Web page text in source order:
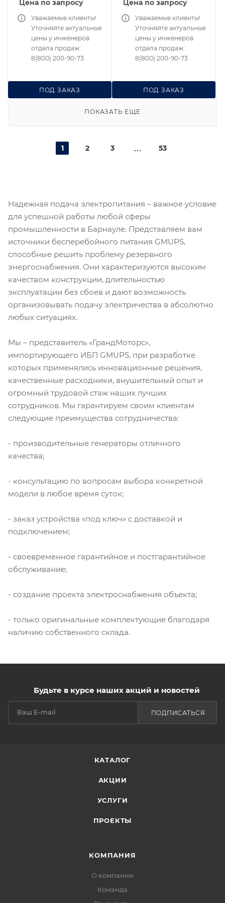
Цена по запросу
ПОД ЗАКАЗ
Уважаемые клиенты!
Уточняйте актуальные
цены у инженеров
отдела продаж:
8(800) 200-90-73
Цена по запросу
ПОД ЗАКАЗ
Уважаемые клиенты!
Уточняйте актуальные
цены у инженеров
отдела продаж:
8(800) 200-90-73
ПОКАЗАТЬ ЕЩЕ
1 2 3 53
Надежная подача электропитания – важное условие
для успешной работы любой сферы
промышленности в Барнауле. Представляем вам
источники бесперебойного питания GMUPS,
способные решить проблему резервного
энергоснабжения. Они характеризуются высоким
качеством конструкции, длительностью
эксплуатации без сбоев и дают возможность
организовывать подачу электричества в абсолютно
любых ситуациях.
Мы – представитель «ГрандМоторс»,
импортирующего ИБП GMUPS, при разработке
которых применялись инновационные решения,
качественные расходники, внушительный опыт и
огромный трудовой стаж наших лучших
сотрудников. Мы гарантируем своим клиентам
следующие преимущества сотрудничества:
- производительные генераторы отличного
качества;
- консультацию по вопросам выбора конкретной
модели в любое время суток;
- заказ устройства «под ключ» с доставкой и
подключением;
- своевременное гарантийное и постгарантийное
обслуживание;
- создание проекта электроснабжения объекта;
- только оригинальные комплектующие благодаря
наличию собственного склада.
Будьте в курсе наших акций и новостей
ПОДПИСАТЬСЯ
КАТАЛОГ
АКЦИИ
УСЛУГИ
ПРОЕКТЫ
КОМПАНИЯ
О компании
Команда